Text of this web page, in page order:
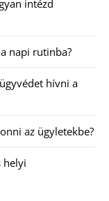
intézd
napi rutinba?
hívni a
az ügyletekbe?
helyi